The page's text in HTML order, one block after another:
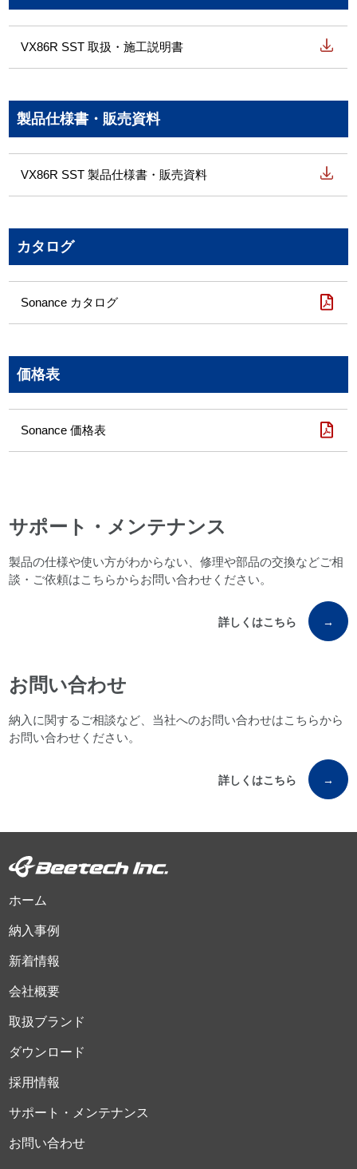
VX86R SST 取扱・施工説明書
製品仕様書・販売資料
VX86R SST 製品仕様書・販売資料
カタログ
Sonance カタログ
価格表
Sonance 価格表
サポート・メンテナンス
製品の仕様や使い方がわからない、修理や部品の交換などご相
談・ご依頼はこちらからお問い合わせください。
詳しくはこちら →
お問い合わせ
納入に関するご相談など、当社へのお問い合わせはこちらから
お問い合わせください。
詳しくはこちら →
ホーム
納入事例
新着情報
会社概要
取扱ブランド
ダウンロード
採用情報
サポート・メンテナンス
お問い合わせ